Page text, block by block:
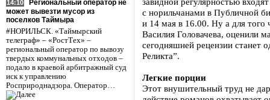
14:10
Региональный оператор не
может вывезти мусор из
поселков Таймыра
#НОРИЛЬСК. «Таймырский
телеграф» – «РостТех» –
региональный оператор по вывозу
твердых коммунальных отходов –
подало в краевой арбитражный суд
иск к управлению
Росприроднадзора. Оператор…
с норильчанами в Публичной
и 14 мая в 16.00. Ну а для
Василия Головачева, оценили
сегодняшней рецензии станет
Реликта”.
Легкие порции
Этот внушительный труд не